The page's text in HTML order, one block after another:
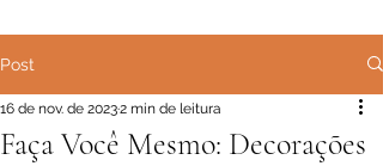
Post
Faça Você Mesmo: Decorações
16 de nov. de 20232 min de leitura